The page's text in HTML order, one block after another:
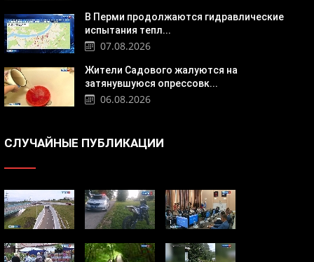
В Перми продолжаются гидравлические
испытания тепл...
07.08.2026
Жители Садового жалуются на
затянувшуюся опрессовк...
06.08.2026
СЛУЧАЙНЫЕ ПУБЛИКАЦИИ